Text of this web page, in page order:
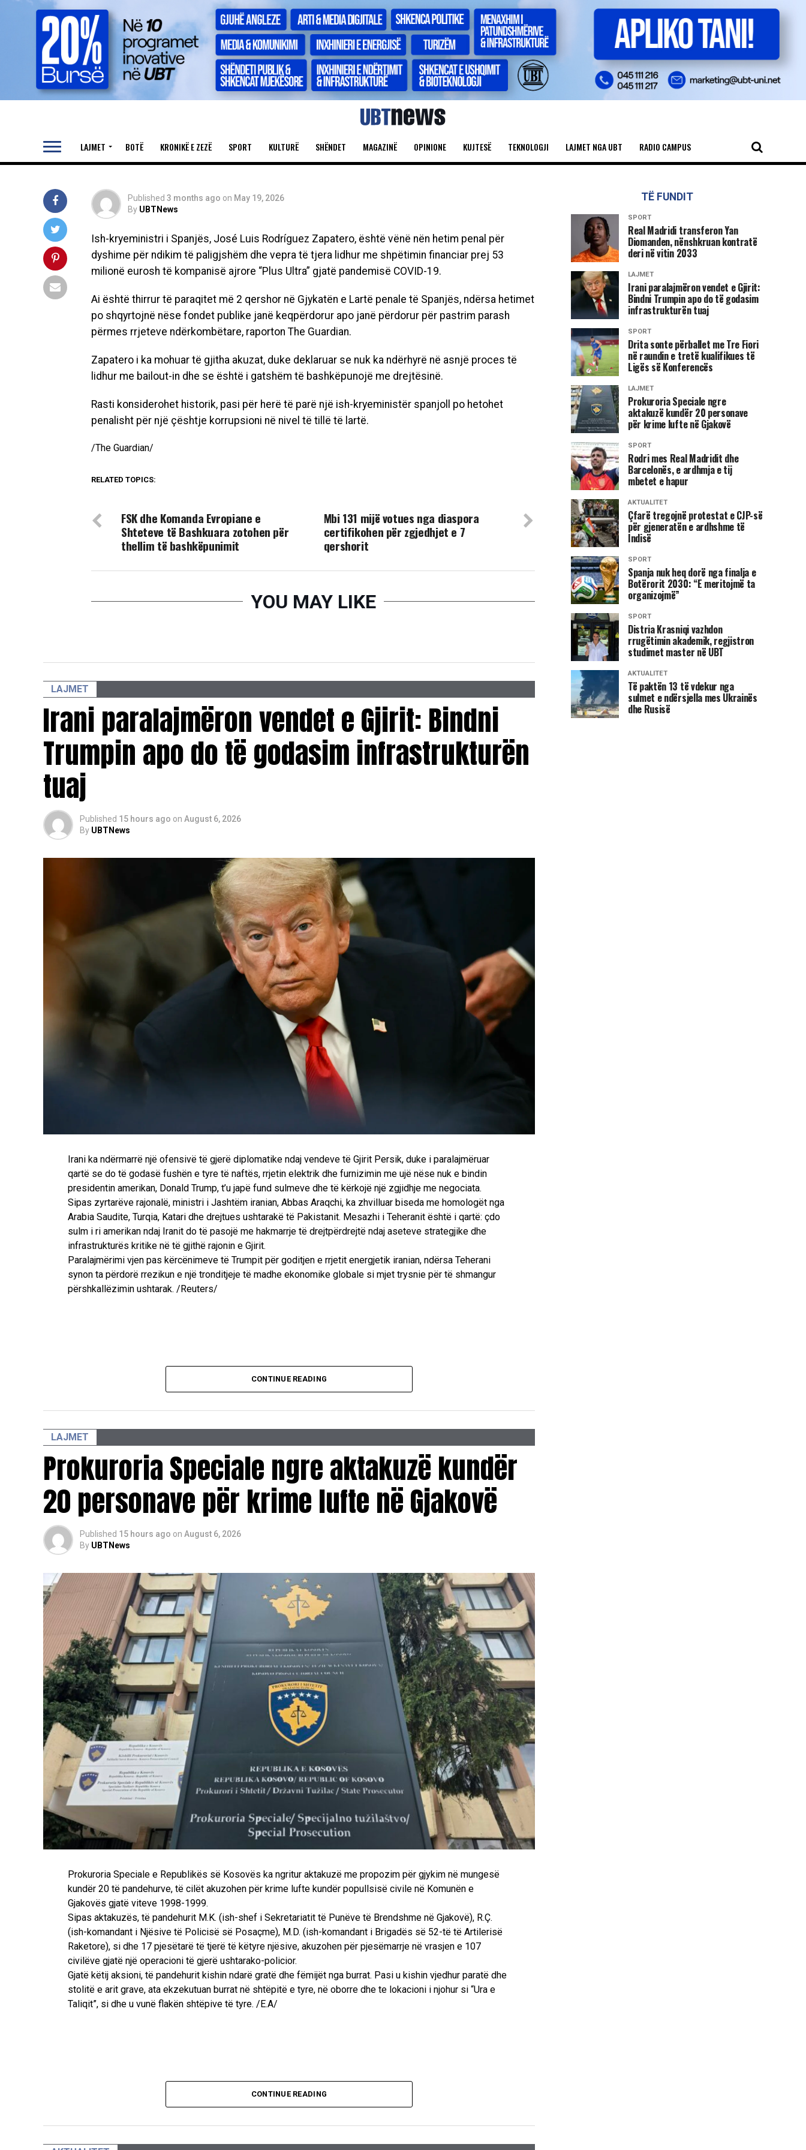
LAJMET BOTË KRONIKË E ZEZË SPORT KULTURË SHËNDET MAGAZINË OPINIONE KUJTESË TEKNOLOGJI LAJMET NGA UBT RADIO CAMPUS
AKTUALITET
Ish-kryeministri spanjoll nën
hetim për skandalin e 53 milionë
eurove
Published 3 months ago on May 19, 2026
By UBTNews
Ish-kryeministri i Spanjës, José Luis Rodríguez Zapatero, është vënë nën hetim penal për
dyshime për ndikim të paligjshëm dhe vepra të tjera lidhur me shpëtimin financiar prej 53
milionë eurosh të kompanisë ajrore “Plus Ultra” gjatë pandemisë COVID-19.
Ai është thirrur të paraqitet më 2 qershor në Gjykatën e Lartë penale të Spanjës, ndërsa hetimet
po shqyrtojnë nëse fondet publike janë keqpërdorur apo janë përdorur për pastrim parash
përmes rrjeteve ndërkombëtare, raporton The Guardian.
Zapatero i ka mohuar të gjitha akuzat, duke deklaruar se nuk ka ndërhyrë në asnjë proces të
lidhur me bailout-in dhe se është i gatshëm të bashkëpunojë me drejtësinë.
Rasti konsiderohet historik, pasi për herë të parë një ish-kryeministër spanjoll po hetohet
penalisht për një çështje korrupsioni në nivel të tillë të lartë.
/The Guardian/
RELATED TOPICS:
Mbi 131 mijë votues nga diaspora
certifikohen për zgjedhjet e 7
qershorit
FSK dhe Komanda Evropiane e
Shteteve të Bashkuara zotohen për
thellim të bashkëpunimit
YOU MAY LIKE
LAJMET
Irani paralajmëron vendet e Gjirit: Bindni
Trumpin apo do të godasim infrastrukturën
tuaj
Published 15 hours ago on August 6, 2026
By UBTNews
Irani ka ndërmarrë një ofensivë të gjerë diplomatike ndaj vendeve të Gjirit Persik, duke i paralajmëruar
qartë se do të godasë fushën e tyre të naftës, rrjetin elektrik dhe furnizimin me ujë nëse nuk e bindin
presidentin amerikan, Donald Trump, t’u japë fund sulmeve dhe të kërkojë një zgjidhje me negociata.
Sipas zyrtarëve rajonalë, ministri i Jashtëm iranian, Abbas Araqchi, ka zhvilluar biseda me homologët nga
Arabia Saudite, Turqia, Katari dhe drejtues ushtarakë të Pakistanit. Mesazhi i Teheranit është i qartë: çdo
sulm i ri amerikan ndaj Iranit do të pasojë me hakmarrje të drejtpërdrejtë ndaj aseteve strategjike dhe
infrastrukturës kritike në të gjithë rajonin e Gjirit.
Paralajmërimi vjen pas kërcënimeve të Trumpit për goditjen e rrjetit energjetik iranian, ndërsa Teherani
synon ta përdorë rrezikun e një tronditjeje të madhe ekonomike globale si mjet trysnie për të shmangur
përshkallëzimin ushtarak. /Reuters/
CONTINUE READING
LAJMET
Prokuroria Speciale ngre aktakuzë kundër
20 personave për krime lufte në Gjakovë
Published 15 hours ago on August 6, 2026
By UBTNews
Prokuroria Speciale e Republikës së Kosovës ka ngritur aktakuzë me propozim për gjykim në mungesë
kundër 20 të pandehurve, të cilët akuzohen për krime lufte kundër popullsisë civile në Komunën e
Gjakovës gjatë viteve 1998-1999.
Sipas aktakuzës, të pandehurit M.K. (ish-shef i Sekretariatit të Punëve të Brendshme në Gjakovë), R.Ç.
(ish-komandant i Njësive të Policisë së Posaçme), M.D. (ish-komandant i Brigadës së 52-të të Artilerisë
Raketore), si dhe 17 pjesëtarë të tjerë të këtyre njësive, akuzohen për pjesëmarrje në vrasjen e 107
civilëve gjatë një operacioni të gjerë ushtarako-policior.
Gjatë këtij aksioni, të pandehurit kishin ndarë gratë dhe fëmijët nga burrat. Pasi u kishin vjedhur paratë dhe
stolitë e arit grave, ata ekzekutuan burrat në shtëpitë e tyre, në oborre dhe te lokacioni i njohur si “Ura e
Taliqit”, si dhe u vunë flakën shtëpive të tyre. /E.A/
CONTINUE READING
TË FUNDIT
SPORT
Real Madridi transferon Yan
Diomanden, nënshkruan kontratë
deri në vitin 2033
LAJMET
Irani paralajmëron vendet e Gjirit:
Bindni Trumpin apo do të godasim
infrastrukturën tuaj
SPORT
Drita sonte përballet me Tre Fiori
në raundin e tretë kualifikues të
Ligës së Konferencës
LAJMET
Prokuroria Speciale ngre
aktakuzë kundër 20 personave
për krime lufte në Gjakovë
SPORT
Rodri mes Real Madridit dhe
Barcelonës, e ardhmja e tij
mbetet e hapur
AKTUALITET
Çfarë tregojnë protestat e CJP-së
për gjeneratën e ardhshme të
Indisë
SPORT
Spanja nuk heq dorë nga finalja e
Botërorit 2030: “E meritojmë ta
organizojmë”
SPORT
Distria Krasniqi vazhdon
rrugëtimin akademik, regjistron
studimet master në UBT
AKTUALITET
Të paktën 13 të vdekur nga
sulmet e ndërsjella mes Ukrainës
dhe Rusisë